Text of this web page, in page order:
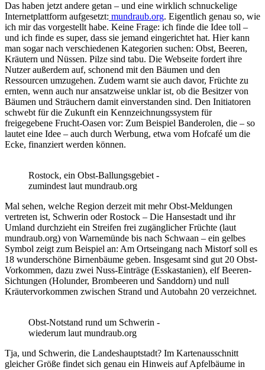
Das haben jetzt andere getan – und eine wirklich schnuckelige
Internetplattform aufgesetzt: mundraub.org. Eigentlich genau so, wie
ich mir das vorgestellt habe. Keine Frage: ich finde die Idee toll –
und ich finde es super, dass sie jemand eingerichtet hat. Hier kann
man sogar nach verschiedenen Kategorien suchen: Obst, Beeren,
Kräutern und Nüssen. Pilze sind tabu. Die Webseite fordert ihre
Nutzer außerdem auf, schonend mit den Bäumen und den
Ressourcen umzugehen. Zudem warnt sie auch davor, Früchte zu
ernten, wenn auch nur ansatzweise unklar ist, ob die Besitzer von
Bäumen und Sträuchern damit einverstanden sind. Den Initiatoren
schwebt für die Zukunft ein Kennzeichnungssystem für
freigegebene Frucht-Oasen vor: Zum Beispiel Banderolen, die – so
lautet eine Idee – auch durch Werbung, etwa vom Hofcafé um die
Ecke, finanziert werden können.
Rostock, ein Obst-Ballungsgebiet -
zumindest laut mundraub.org
Mal sehen, welche Region derzeit mit mehr Obst-Meldungen
vertreten ist, Schwerin oder Rostock – Die Hansestadt und ihr
Umland durchzieht ein Streifen frei zugänglicher Früchte (laut
mundraub.org) von Warnemünde bis nach Schwaan – ein gelbes
Symbol zeigt zum Beispiel an: Am Ortseingang nach Mistorf soll es
18 wunderschöne Birnenbäume geben. Insgesamt sind gut 20 Obst-
Vorkommen, dazu zwei Nuss-Einträge (Esskastanien), elf Beeren-
Sichtungen (Holunder, Brombeeren und Sanddorn) und null
Kräutervorkommen zwischen Strand und Autobahn 20 verzeichnet.
Obst-Notstand rund um Schwerin -
wiederum laut mundraub.org
Tja, und Schwerin, die Landeshauptstadt? Im Kartenausschnitt
gleicher Größe findet sich genau ein Hinweis auf Apfelbäume in